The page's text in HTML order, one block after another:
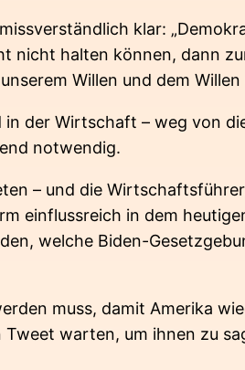
klar:
nicht halten können, dann
Willen und dem Willen
der Wirtschaft – weg von
notwendig.
– und die
einflussreich in dem
welche Biden-
muss, damit Amerika
warten, um ihnen zu